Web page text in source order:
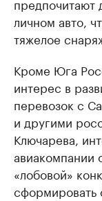
предпочитают
личном авто,
тяжелое
Кроме Юга
интерес в
перевозок с
и другими
Ключарева,
авиакомпании
«лобовой»
сформировать